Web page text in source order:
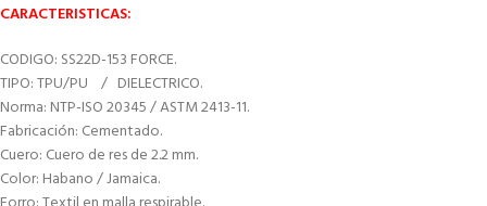
CARACTERISTICAS:
CODIGO: SS22D-153 FORCE.
TIPO: TPU/PU / DIELECTRICO.
Norma: NTP-ISO 20345 / ASTM 2413-11.
Fabricación: Cementado.
Cuero: Cuero de res de 2.2 mm.
Color: Habano / Jamaica.